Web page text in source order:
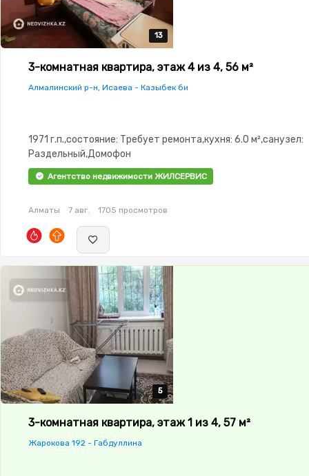
13
13
13
13
13
3-комнатная квартира, этаж 4 из 4, 56 м²
Алмалинский р-н, Исаева - Казыбек би
1971 г.п.,состояние: Требует ремонта,кухня: 6.0 м²,санузел:
Раздельный,Домофон
Агентство недвижимости ЖИЛСЕРВИС
Алматы 7 авг. 1705 просмотров
5
5
5
5
5
3-комнатная квартира, этаж 1 из 4, 57 м²
Жарокова 192 - Габдуллина